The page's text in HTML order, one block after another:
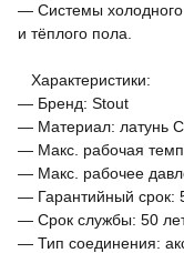
— Системы холодного
и тёплого пола.
Характеристики:
— Бренд: Stout
— Материал: латунь
— Макс. рабочая
— Макс. рабочее
— Гарантийный срок:
— Срок службы: 50
— Тип соединения: